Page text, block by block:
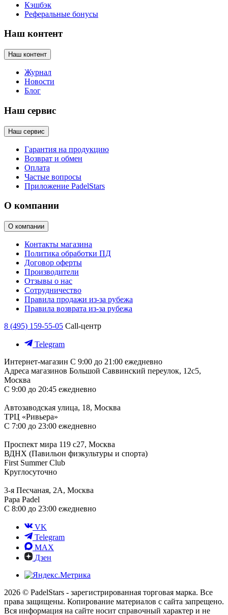
Кэшбэк
Реферальные бонусы
Наш контент
Наш контент
Журнал
Новости
Блог
Наш сервис
Наш сервис
Гарантия на продукцию
Возврат и обмен
Оплата
Частые вопросы
Приложение PadelStars
О компании
О компании
Контакты магазина
Политика обработки ПД
Договор оферты
Производители
Отзывы о нас
Сотрудничество
Правила продажи из-за рубежа
Правила возврата из-за рубежа
8 (495) 159-55-05 Call-центр
Telegram
Интернет-магазин С 9:00 до 21:00 ежедневно
Адреса магазинов Большой Саввинский переулок, 12с5,
Москва
С 9:00 до 20:45 ежедневно
Автозаводская улица, 18, Москва
ТРЦ «Ривьера»
С 7:00 до 23:00 ежедневно
Проспект мира 119 с27, Москва
ВДНХ (Павильон физкультуры и спорта)
First Summer Club
Круглосуточно
3-я Песчаная, 2А, Москва
Papa Padel
С 8:00 до 23:00 ежедневно
VK
Telegram
MAX
Дзен
2026 © PadelStars - зарегистрированная торговая марка. Все
права защищены. Копирование материалов с сайта запрещено.
Вся информация на сайте носит справочный характер и не